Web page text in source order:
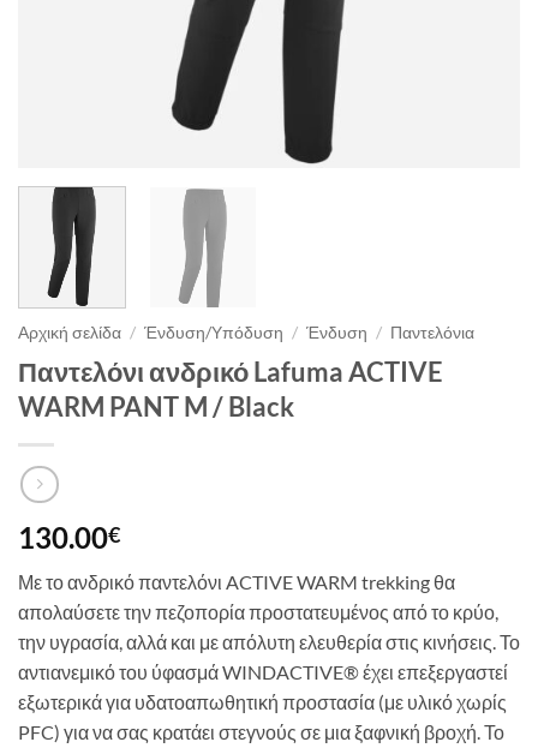
Αρχική σελίδα / Ένδυση/Υπόδυση / Ένδυση / Παντελόνια
Παντελόνι ανδρικό Lafuma ACTIVE
WARM PANT M / Black
130.00€
Με το ανδρικό παντελόνι ACTIVE WARM trekking θα
απολαύσετε την πεζοπορία προστατευμένος από το κρύο,
την υγρασία, αλλά και με απόλυτη ελευθερία στις κινήσεις. Το
αντιανεμικό του ύφασμά WINDACTIVE® έχει επεξεργαστεί
εξωτερικά για υδατοαπωθητική προστασία (με υλικό χωρίς
PFC) για να σας κρατάει στεγνούς σε μια ξαφνική βροχή. Το